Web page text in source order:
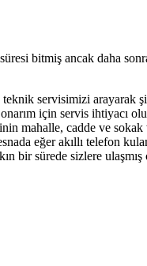
bitmiş ancak daha
teknik servisimizi arayarak
için servis ihtiyacı
mahalle, cadde ve
eğer akıllı telefon
bir sürede sizlere ulaşmış